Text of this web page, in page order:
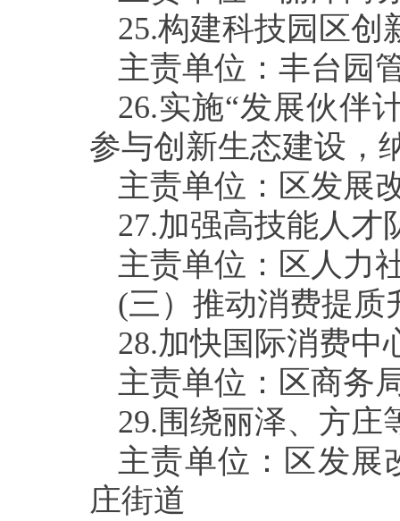
25.构建科技园区创
主责单位：丰台园
26.实施“发展伙伴
参与创新生态建设，
主责单位：区发展
27.加强高技能人才
主责单位：区人力
(三）推动消费提质
28.加快国际消费中
主责单位：区商务
29. 围绕丽泽、方庄
主责单位：区发展
庄街道